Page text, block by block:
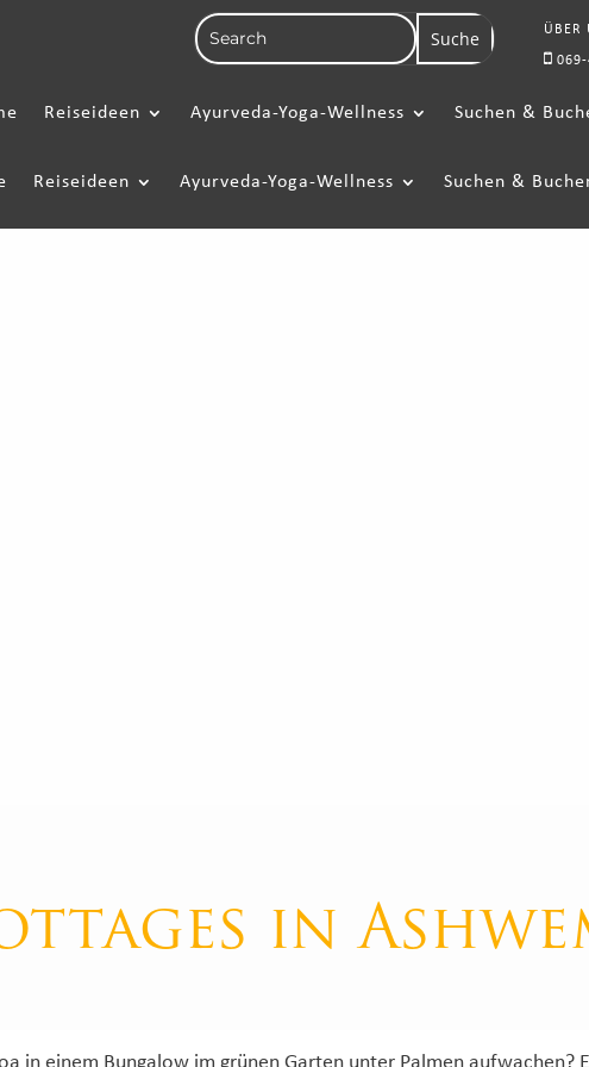
ÜBER
069-
Reiseideen Ayurveda-Yoga-Wellness Suchen &
Reiseideen Ayurveda-Yoga-Wellness Suchen &
in